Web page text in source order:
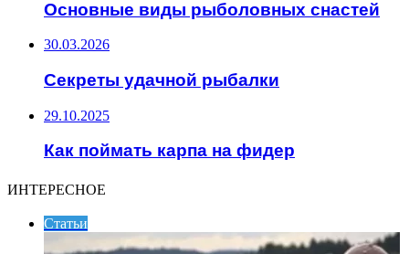
Основные виды рыболовных снастей
30.03.2026
Секреты удачной рыбалки
29.10.2025
Как поймать карпа на фидер
ИНТЕРЕСНОЕ
Статьи